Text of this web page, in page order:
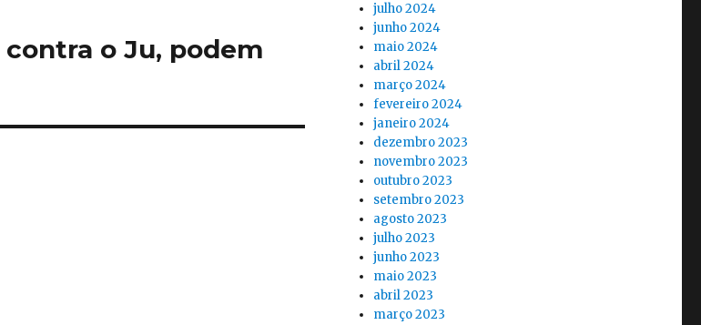
o Ju, podem
julho 2024
junho 2024
maio 2024
abril 2024
março 2024
fevereiro 2024
janeiro 2024
dezembro 2023
novembro 2023
outubro 2023
setembro 2023
agosto 2023
julho 2023
junho 2023
maio 2023
abril 2023
março 2023